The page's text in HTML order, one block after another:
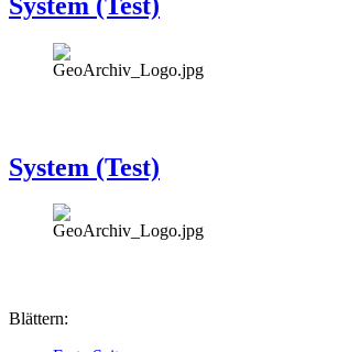
System (Test)
Blättern: